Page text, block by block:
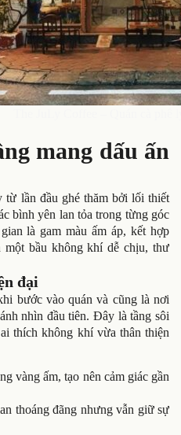
mang dấu ấn
từ lần đầu ghé thăm bởi lối thiết
bình yên lan tỏa trong từng góc
là gam màu ấm áp, kết hợp
một bầu không khí dễ chịu, thư
đại
bước vào quán và cũng là nơi
nhìn đầu tiên. Đây là tầng sôi
thích không khí vừa thân thiện
vàng ấm, tạo nên cảm giác gần
thoáng đãng nhưng vẫn giữ sự